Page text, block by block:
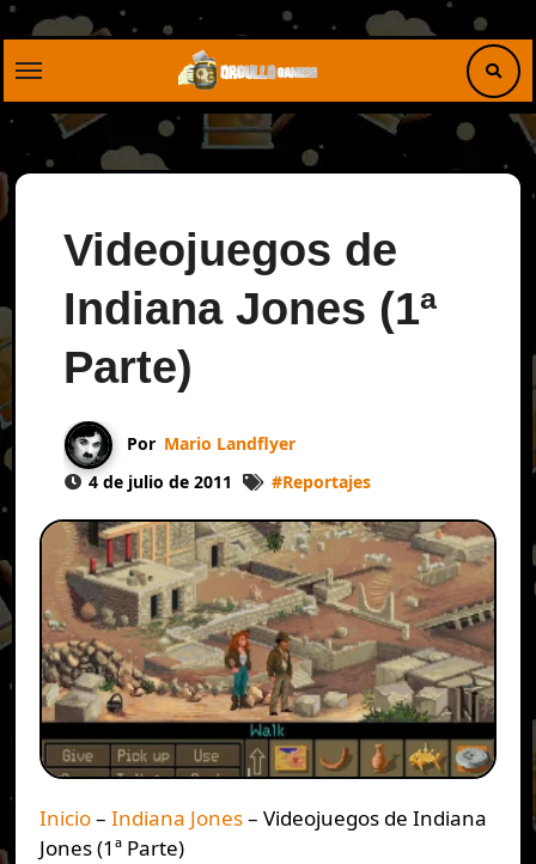
Saltar
Videojuegos de
Indiana Jones (1ª
Parte)
Por Mario Landflyer
4 de julio de 2011
#Reportajes
Inicio– Indiana Jones– Videojuegos de Indiana
Jones (1ª Parte)